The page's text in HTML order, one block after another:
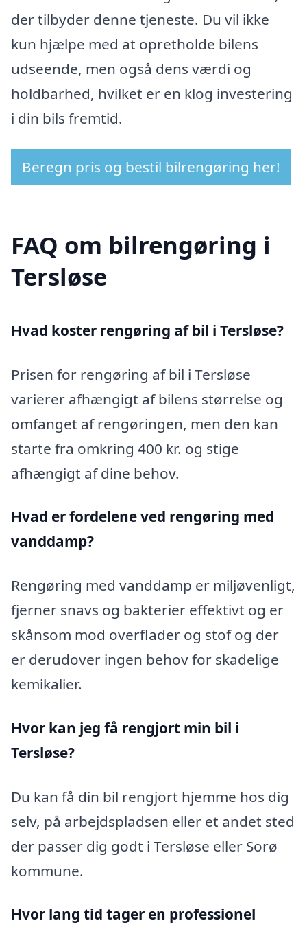
der tilbyder denne tjeneste. Du vil ikke
kun hjælpe med at opretholde bilens
udseende, men også dens værdi og
holdbarhed, hvilket er en klog investering
i din bils fremtid.
Beregn pris og bestil bilrengøring her!
FAQ om bilrengøring i
Tersløse
Hvad koster rengøring af bil i Tersløse?
Prisen for rengøring af bil i Tersløse
varierer afhængigt af bilens størrelse og
omfanget af rengøringen, men den kan
starte fra omkring 400 kr. og stige
afhængigt af dine behov.
Hvad er fordelene ved rengøring med
vanddamp?
Rengøring med vanddamp er miljøvenligt,
fjerner snavs og bakterier effektivt og er
skånsom mod overflader og stof og der
er derudover ingen behov for skadelige
kemikalier.
Hvor kan jeg få rengjort min bil i
Tersløse?
Du kan få din bil rengjort hjemme hos dig
selv, på arbejdspladsen eller et andet sted
der passer dig godt i Tersløse eller Sorø
kommune.
Hvor lang tid tager en professionel